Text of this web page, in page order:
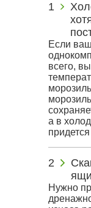
Если
всего,
а в
Нужно